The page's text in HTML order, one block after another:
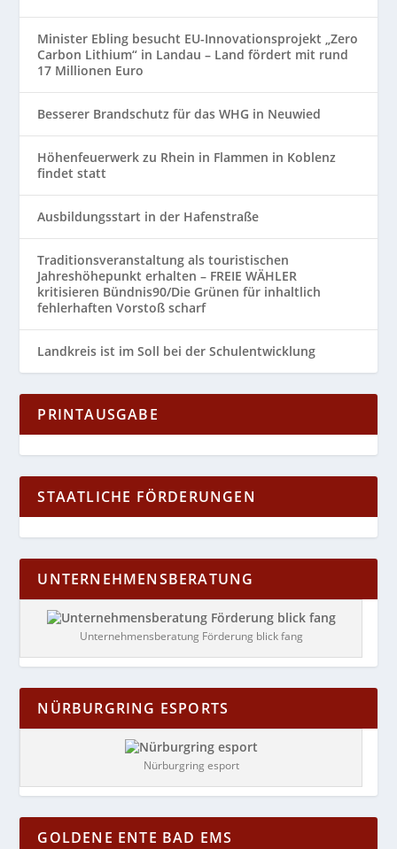
Minister Ebling besucht EU-Innovationsprojekt „Zero
Carbon Lithium“ in Landau – Land fördert mit rund
17 Millionen Euro
Besserer Brandschutz für das WHG in Neuwied
Höhenfeuerwerk zu Rhein in Flammen in Koblenz
findet statt
Ausbildungsstart in der Hafenstraße
Traditionsveranstaltung als touristischen
Jahreshöhepunkt erhalten – FREIE WÄHLER
kritisieren Bündnis90/Die Grünen für inhaltlich
fehlerhaften Vorstoß scharf
Landkreis ist im Soll bei der Schulentwicklung
PRINTAUSGABE
STAATLICHE FÖRDERUNGEN
UNTERNEHMENSBERATUNG
Unternehmensberatung Förderung blick fang
NÜRBURGRING ESPORTS
Nürburgring esport
GOLDENE ENTE BAD EMS